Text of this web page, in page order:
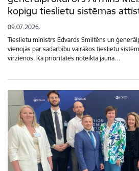
kopīgu tieslietu sistēmas
09.07.2026.
Tieslietu ministrs Edvards Smiltēns un
vienojās par sadarbību vairākos tieslietu
virzienos. Kā prioritātes noteikta jaunā…